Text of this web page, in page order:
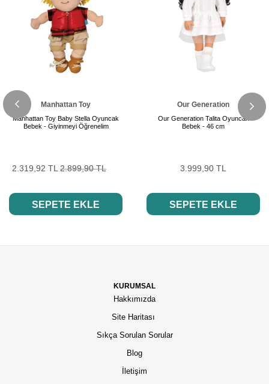
Manhattan Toy
Manhattan Toy Baby Stella Oyuncak
Bebek - Giyinmeyi Öğrenelim
2.319,92 TL 2.899,90 TL
SEPETE EKLE
Our Generation
Our Generation Talita Oyuncak
Bebek - 46 cm
3.999,90 TL
SEPETE EKLE
KURUMSAL
Hakkımızda
Site Haritası
Sıkça Sorulan Sorular
Blog
İletişim